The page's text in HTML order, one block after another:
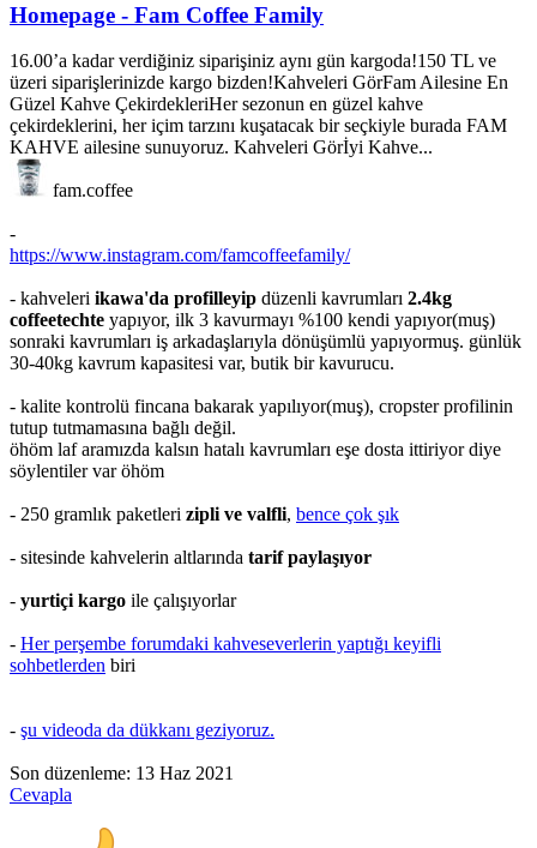
Homepage - Fam Coffee Family
16.00’a kadar verdiğiniz siparişiniz aynı gün kargoda!150 TL ve
üzeri siparişlerinizde kargo bizden!Kahveleri GörFam Ailesine En
Güzel Kahve ÇekirdekleriHer sezonun en güzel kahve
çekirdeklerini, her içim tarzını kuşatacak bir seçkiyle burada FAM
KAHVE ailesine sunuyoruz. Kahveleri Görİyi Kahve...
fam.coffee
-
https://www.instagram.com/famcoffeefamily/
- kahveleri ikawa'da profilleyip düzenli kavrumları 2.4kg
coffeetechte yapıyor, ilk 3 kavurmayı %100 kendi yapıyor(muş)
sonraki kavrumları iş arkadaşlarıyla dönüşümlü yapıyormuş. günlük
30-40kg kavrum kapasitesi var, butik bir kavurucu.
- kalite kontrolü fincana bakarak yapılıyor(muş), cropster profilinin
tutup tutmamasına bağlı değil.
öhöm laf aramızda kalsın hatalı kavrumları eşe dosta ittiriyor diye
söylentiler var öhöm
- 250 gramlık paketleri zipli ve valfli, bence çok şık
- sitesinde kahvelerin altlarında tarif paylaşıyor
- yurtiçi kargo ile çalışıyorlar
- Her perşembe forumdaki kahveseverlerin yaptığı keyifli
sohbetlerden biri
- şu videoda da dükkanı geziyoruz.
Son düzenleme: 13 Haz 2021
Cevapla